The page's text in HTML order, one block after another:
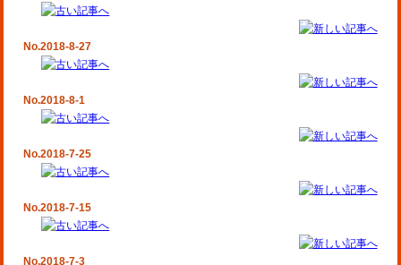
No.2018-8-27
No.2018-8-1
No.2018-7-25
No.2018-7-15
No.2018-7-3